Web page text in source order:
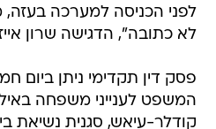
לפני הכניסה למערכה
לא כתובה", הדגישה שרון
פסק דין תקדימי ניתן ביום
המשפט לענייני משפחה
קודלר-עיאש, סגנית נשיאת